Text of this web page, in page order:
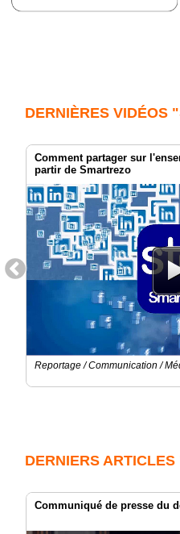
DERNIÈRES VIDÉOS
Comment partager sur
partir de Smartrezo
Reportage / Communication /
DERNIERS
Communiqué de presse du